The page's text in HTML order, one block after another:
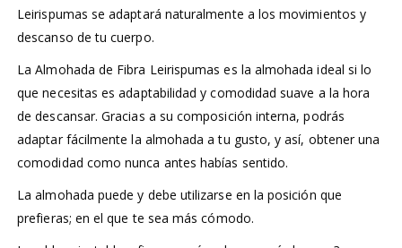
Leirispumas se adaptará naturalmente a los movimientos y
descanso de tu cuerpo.
La Almohada de Fibra Leirispumas es la almohada ideal si lo
que necesitas es adaptabilidad y comodidad suave a la hora
de descansar. Gracias a su composición interna, podrás
adaptar fácilmente la almohada a tu gusto, y así, obtener una
comodidad como nunca antes habías sentido.
La almohada puede y debe utilizarse en la posición que
prefieras; en el que te sea más cómodo.